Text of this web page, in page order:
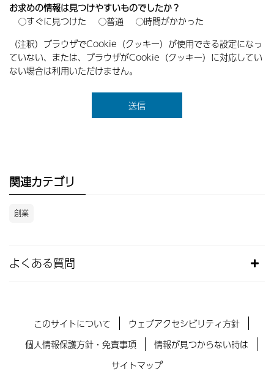
お求めの情報は見つけやすいものでしたか？
すぐに見つけた
普通
時間がかかった
（注釈）ブラウザでCookie（クッキー）が使用できる設定になっ
ていない、または、ブラウザがCookie（クッキー）に対応してい
ない場合は利用いただけません。
関連カテゴリ
創業
よくある質問
このサイトについて
ウェブアクセシビリティ方針
個人情報保護方針・免責事項
情報が見つからない時は
サイトマップ